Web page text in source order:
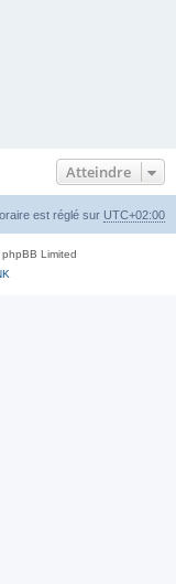
Atteindre
est réglé sur UTC+02:00
Limited